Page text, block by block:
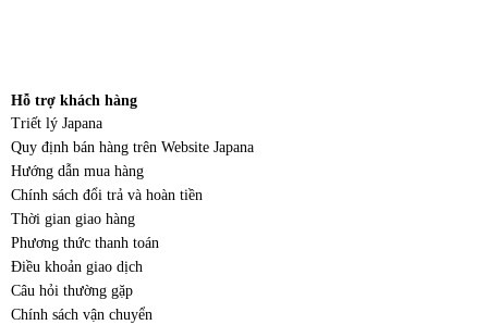
Hỗ trợ khách hàng
Triết lý Japana
Quy định bán hàng trên Website Japana
Hướng dẫn mua hàng
Chính sách đổi trả và hoàn tiền
Thời gian giao hàng
Phương thức thanh toán
Điều khoản giao dịch
Câu hỏi thường gặp
Chính sách vận chuyển